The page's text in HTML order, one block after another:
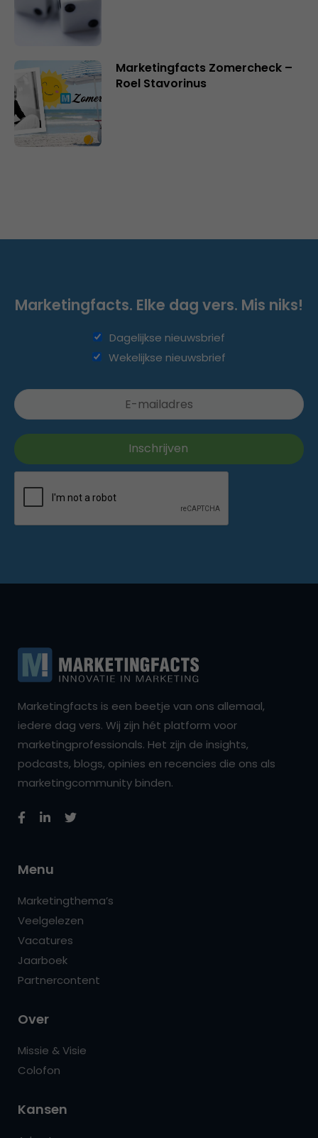
Marketingfacts Zomercheck –
Roel Stavorinus
Marketingfacts. Elke dag vers. Mis niks!
Dagelijkse nieuwsbrief
Wekelijkse nieuwsbrief
Marketingfacts is een beetje van ons allemaal,
iedere dag vers. Wij zijn hét platform voor
marketingprofessionals. Het zijn de insights,
podcasts, blogs, opinies en recencies die ons als
marketingcommunity binden.
Menu
Marketingthema’s
Veelgelezen
Vacatures
Jaarboek
Partnercontent
Over
Missie & Visie
Colofon
Kansen